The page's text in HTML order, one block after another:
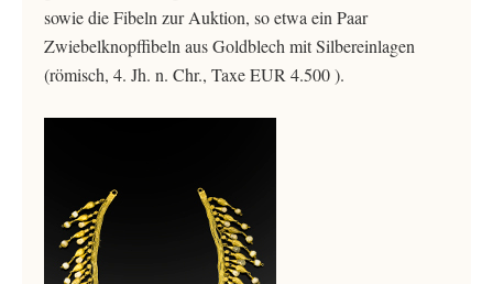
sowie die Fibeln zur Auktion, so etwa ein Paar
Zwiebelknopffibeln aus Goldblech mit Silbereinlagen
(römisch, 4. Jh. n. Chr., Taxe EUR 4.500 ).